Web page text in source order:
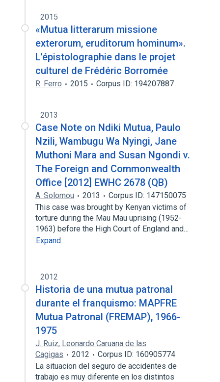
2015
«Mutua litterarum missione
exterorum, eruditorum hominum».
L'épistolographie dans le projet
culturel de Frédéric Borromée
R. Ferro 2015 Corpus ID: 194207887
2013
Case Note on Ndiki Mutua, Paulo
Nzili, Wambugu Wa Nyingi, Jane
Muthoni Mara and Susan Ngondi v.
The Foreign and Commonwealth
Office [2012] EWHC 2678 (QB)
A. Solomou 2013
Corpus ID: 147150075
This case was brought by Kenyan victims of
torture during the Mau Mau uprising (1952-
1963) before the High Court of England and…
Expand
2012
Historia de una mutua patronal
durante el franquismo: MAPFRE
Mutua Patronal (FREMAP), 1966-
1975
J. Ruiz, Leonardo Caruana de las
Cagigas
2012
Corpus ID: 160905774
La situacion del seguro de accidentes de
trabajo es muy diferente en los distintos